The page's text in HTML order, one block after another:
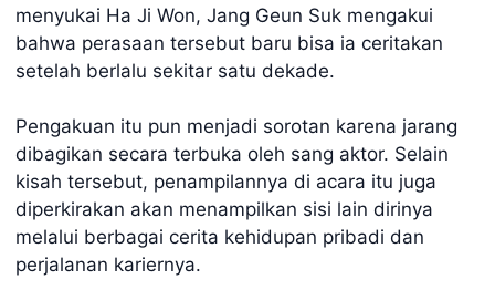
menyukai Ha Ji Won, Jang Geun Suk mengakui
bahwa perasaan tersebut baru bisa ia ceritakan
setelah berlalu sekitar satu dekade.
Pengakuan itu pun menjadi sorotan karena jarang
dibagikan secara terbuka oleh sang aktor. Selain
kisah tersebut, penampilannya di acara itu juga
diperkirakan akan menampilkan sisi lain dirinya
melalui berbagai cerita kehidupan pribadi dan
perjalanan kariernya.